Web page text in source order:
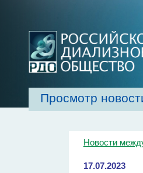
Главная
Просмотр
Новости
17.07.2023